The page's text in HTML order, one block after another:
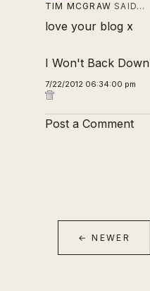
TIM MCGRAW SAID…
love your blog x
I Won't Back Down
7/22/2012 06:34:00 pm
Post a Comment
← NEWER